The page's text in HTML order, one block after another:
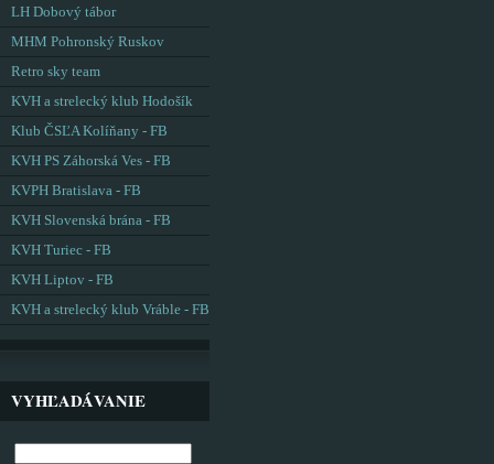
LH Dobový tábor
MHM Pohronský Ruskov
Retro sky team
KVH a strelecký klub Hodošík
Klub ČSĽA Kolíňany - FB
KVH PS Záhorská Ves - FB
KVPH Bratislava - FB
KVH Slovenská brána - FB
KVH Turiec - FB
KVH Liptov - FB
KVH a strelecký klub Vráble - FB
VYHĽADÁVANIE